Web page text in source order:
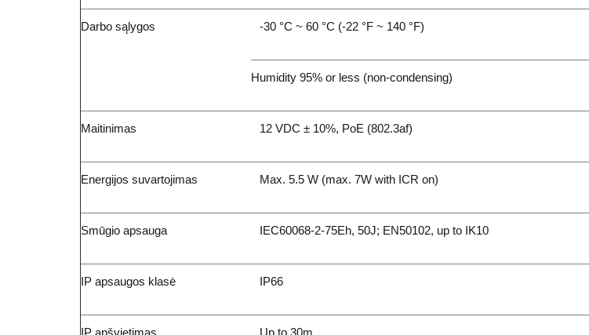
Darbo sąlygos -30 °C ~ 60 °C (-22 °F ~ 140 °F)
Humidity 95% or less (non-condensing)
Maitinimas 12 VDC ± 10%, PoE (802.3af)
Energijos suvartojimas Max. 5.5 W (max. 7W with ICR on)
Smūgio apsauga IEC60068-2-75Eh, 50J; EN50102, up to IK10
IP apsaugos klasė IP66
IP apšvietimas Up to 30m